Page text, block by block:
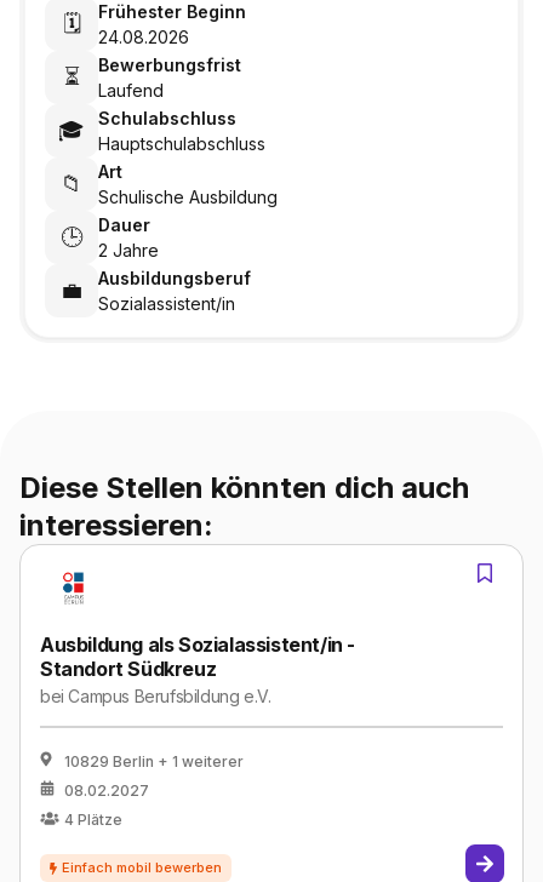
🗓️
Frühester Beginn
24.08.2026
⏳
Bewerbungsfrist
Laufend
🎓
Schulabschluss
Hauptschulabschluss
📁
Art
Schulische Ausbildung
🕒
Dauer
2 Jahre
💼
Ausbildungsberuf
Sozialassistent/in
Diese Stellen könnten dich auch
interessieren:
Ausbildung als Sozialassistent/in -
Standort Südkreuz
beiCampus Berufsbildung e.V.
10829 Berlin + 1 weiterer
08.02.2027
4 Plätze